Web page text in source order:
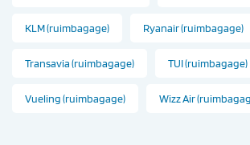
KLM (ruimbagage) Ryanair (ruimbagage)
Transavia (ruimbagage) TUI (ruimbagage)
Vueling (ruimbagage) Wizz Air